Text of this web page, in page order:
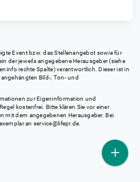
Event bzw. das Stellenangebot sowie für
der jeweils angegebene Herausgeber (siehe
rechte Spalte) verantwortlich. Dieser ist in
Bild-, Ton- und
zur Eigeninformation und
kostenfrei. Bitte klären Sie vor einer
mit dem angegebenen Herausgeber. Bei
an service@lifepr.de